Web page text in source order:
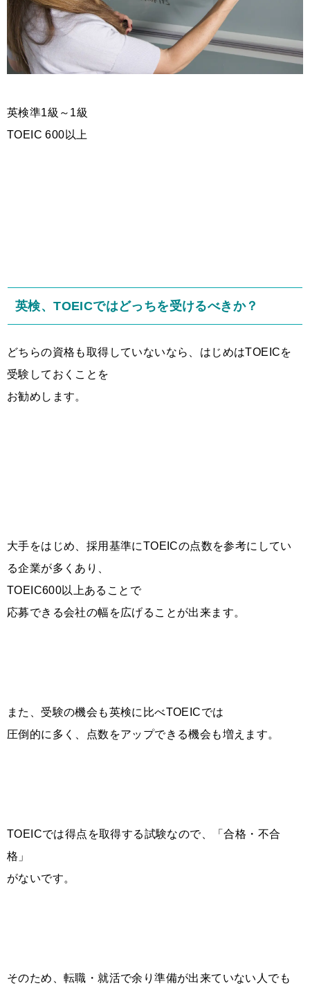
英検準1級～1級
TOEIC 600以上
英検、TOEICではどっちを受けるべきか？
どちらの資格も取得していないなら、はじめはTOEICを
受験しておくことを
お勧めします。
大手をはじめ、採用基準にTOEICの点数を参考にしてい
る企業が多くあり、
TOEIC600以上あることで
応募できる会社の幅を広げることが出来ます。
また、受験の機会も英検に比べTOEICでは
圧倒的に多く、点数をアップできる機会も増えます。
TOEICでは得点を取得する試験なので、「合格・不合
格」
がないです。
そのため、転職・就活で余り準備が出来ていない人でも